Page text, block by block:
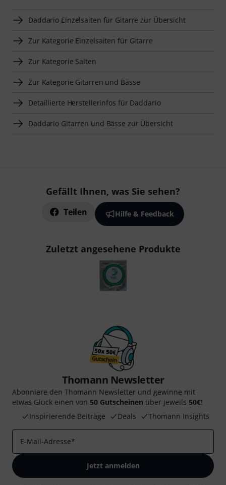
Daddario Einzelsaiten für Gitarre zur Übersicht
Zur Kategorie Einzelsaiten für Gitarre
Zur Kategorie Saiten
Zur Kategorie Gitarren und Bässe
Detaillierte Herstellerinfos für Daddario
Daddario Gitarren und Bässe zur Übersicht
Gefällt Ihnen, was Sie sehen?
Teilen Hilfe & Feedback
Zuletzt angesehene Produkte
Thomann Newsletter
Abonniere den Thomann Newsletter und gewinne mit
etwas Glück einen von 50 Gutscheinen über jeweils 50€!
Inspirierende Beiträge
Deals Thomann Insights
E-Mail-Adresse*
Jetzt anmelden